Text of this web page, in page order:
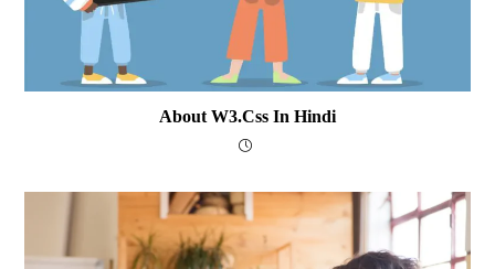
About W3.Css In Hindi